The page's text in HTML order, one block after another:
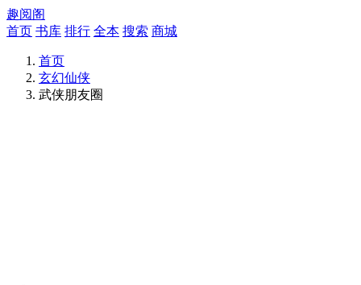
趣阅阁
首页 书库 排行 全本 搜索 商城
首页
玄幻仙侠
武侠朋友圈